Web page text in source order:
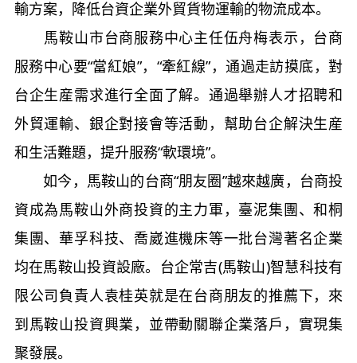
輸方案，降低台資企業外貿貨物運輸的物流成本。
馬鞍山市台商服務中心主任伍舟梅表示，台商
服務中心要“當紅娘”，“牽紅線”，通過走訪摸底，對
台企生産需求進行全面了解。通過舉辦人才招聘和
外貿運輸、銀企對接會等活動，幫助台企解決生産
和生活難題，提升服務“軟環境”。
如今，馬鞍山的台商“朋友圈”越來越廣，台商投
資成為馬鞍山外商投資的主力軍，臺泥集團、和桐
集團、華孚科技、喬崴進機床等一批台灣著名企業
均在馬鞍山投資設廠。台企常吉(馬鞍山)智慧科技有
限公司負責人袁桂英就是在台商朋友的推薦下，來
到馬鞍山投資興業，並帶動關聯企業落戶，實現集
聚發展。